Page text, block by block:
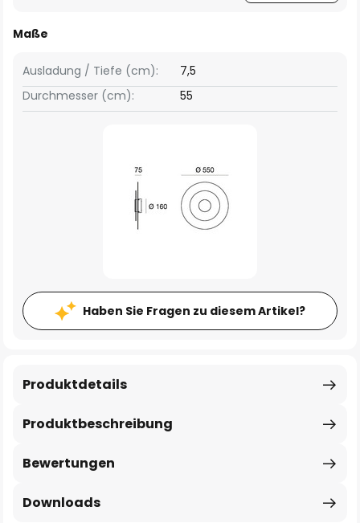
Maße
Ausladung / Tiefe (cm):
7,5
Durchmesser (cm):
55
Haben Sie Fragen zu diesem Artikel?
Produktbeschreibung
Produktdetails
Bewertungen
Downloads